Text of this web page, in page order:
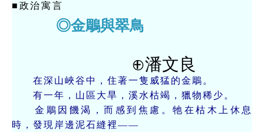
■政治寓言
◎金鵰與翠鳥
⊕潘文良
在深山峽谷中，住著一隻威猛的金鵰。
有一年，山區大旱，溪水枯竭，獵物稀少。
金鵰因饑渴，而感到焦慮。牠在枯木上休息
時，發現岸邊泥石縫裡——